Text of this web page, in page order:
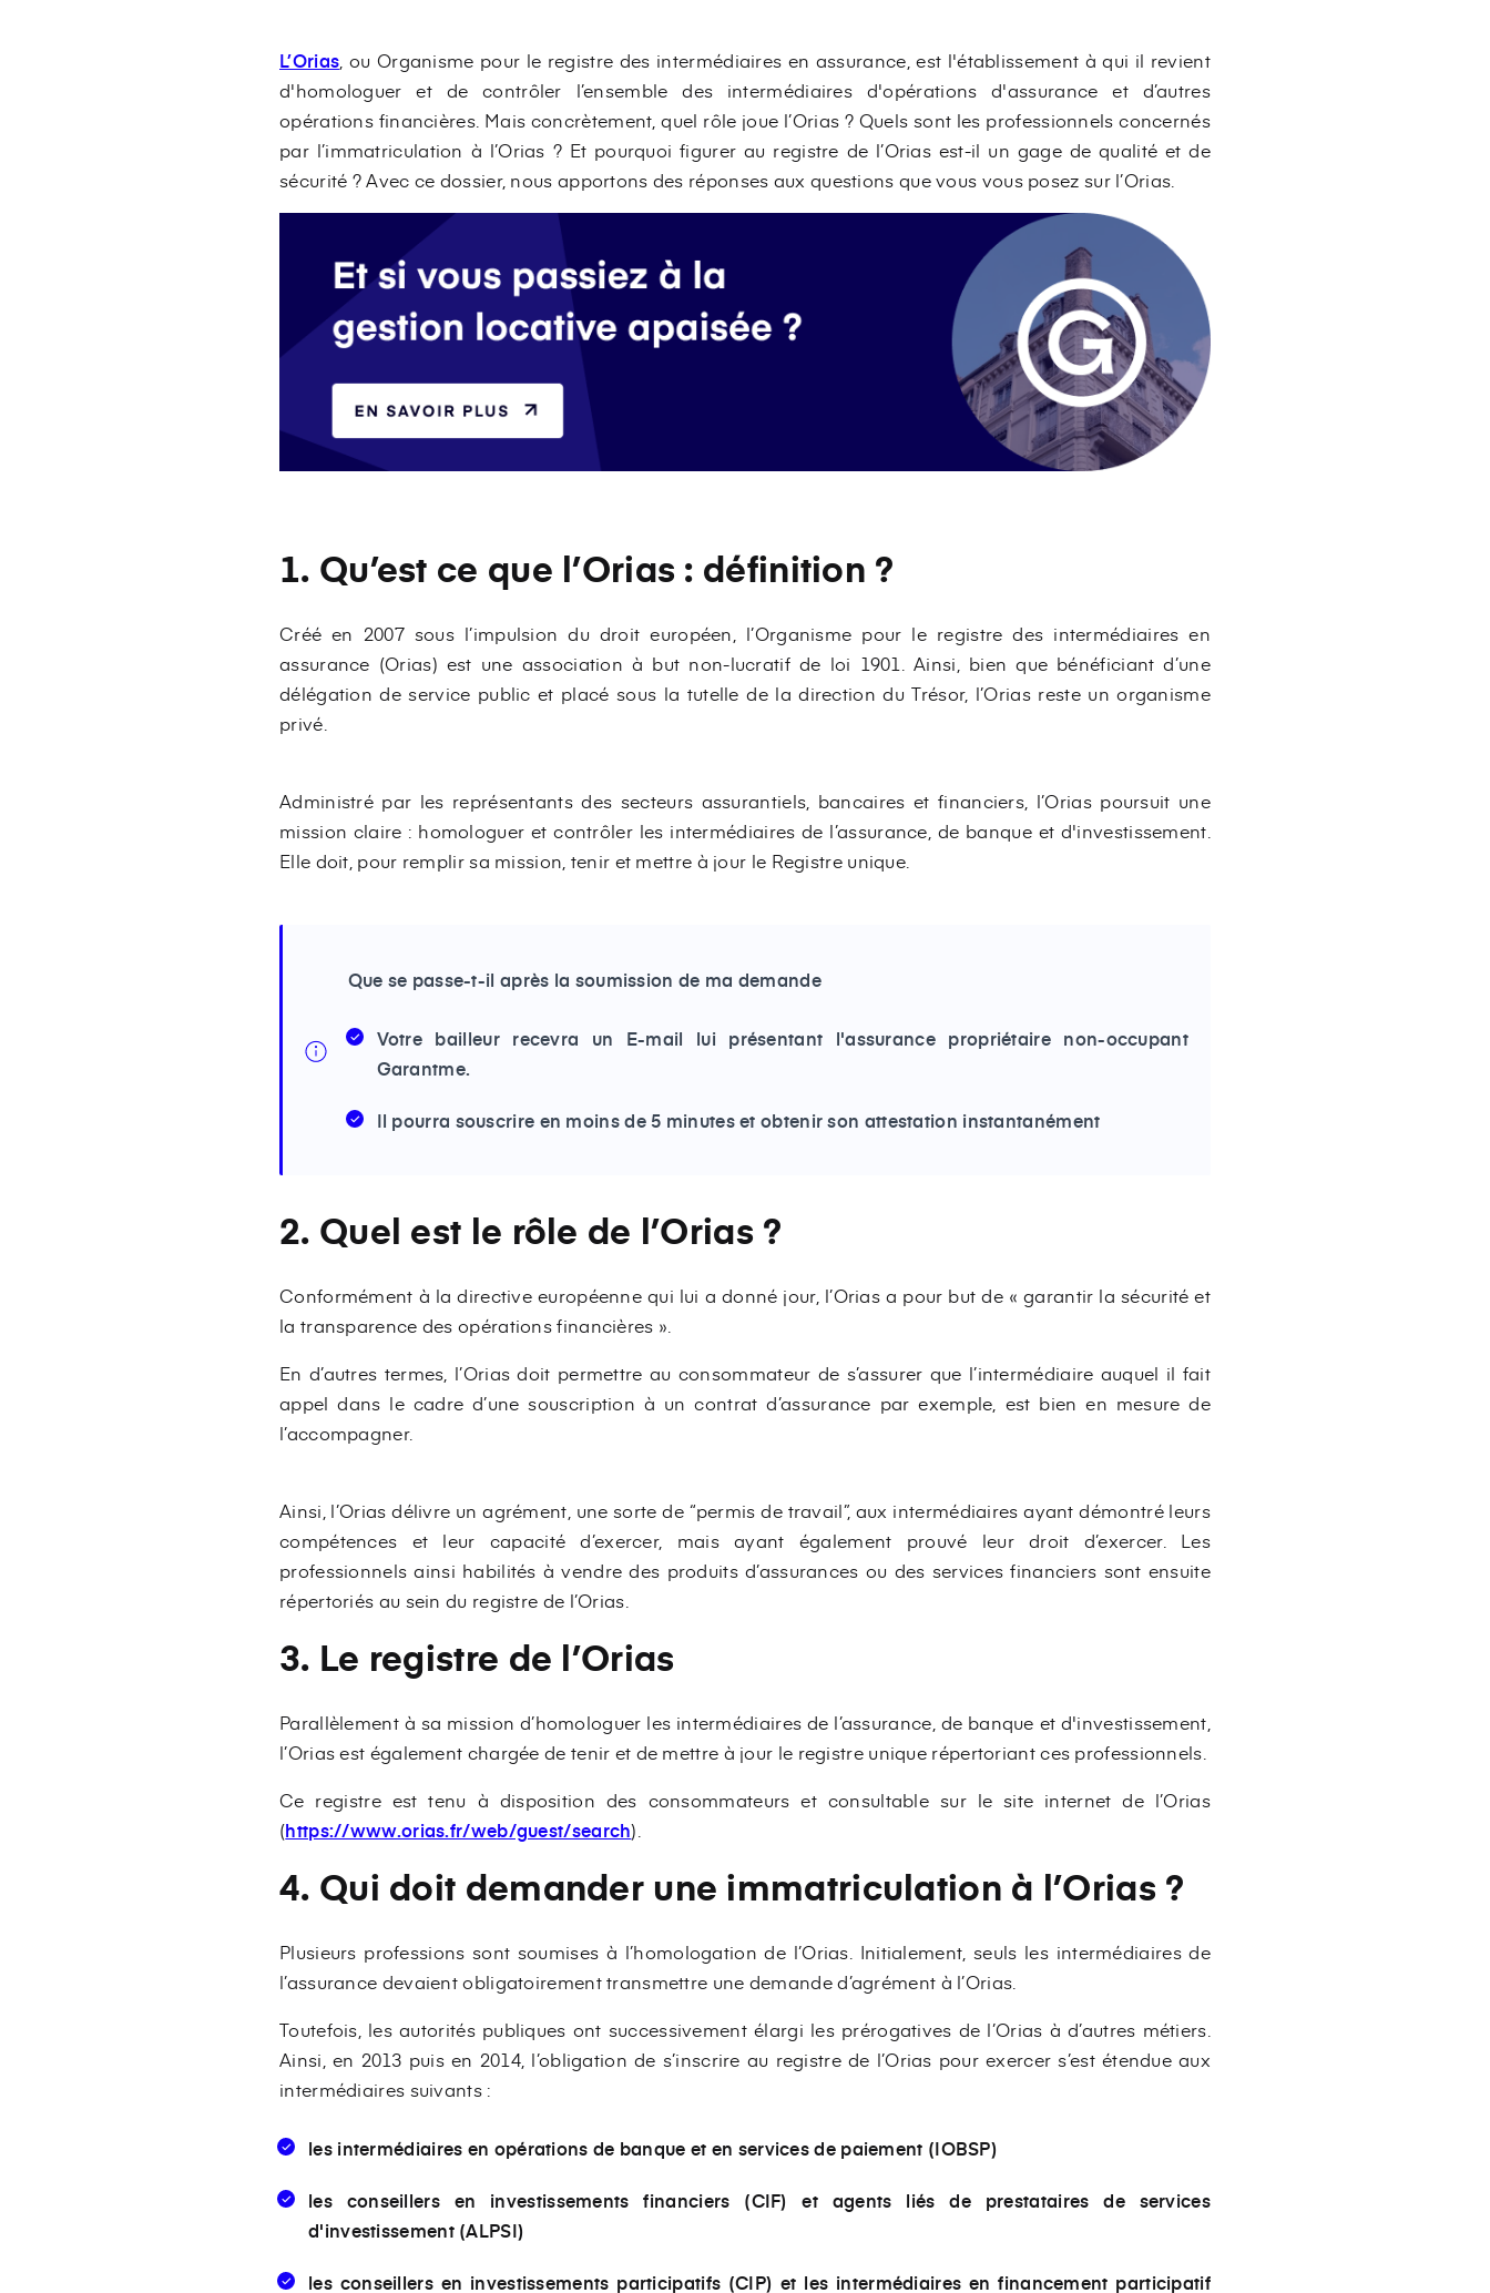
L’Orias , ou Organisme pour le registre des intermédiaires en assurance, est l'établissement à qui il revient
d'homologuer et de contrôler l’ensemble des intermédiaires d'opérations d'assurance et d’autres
opérations financières. Mais concrètement, quel rôle joue l’Orias ? Quels sont les professionnels concernés
par l’immatriculation à l’Orias ? Et pourquoi figurer au registre de l’Orias est-il un gage de qualité et de
sécurité ? Avec ce dossier, nous apportons des réponses aux questions que vous vous posez sur l’Orias.
1. Qu’est ce que l’Orias : définition ?
Créé en 2007 sous l’impulsion du droit européen, l’Organisme pour le registre des intermédiaires en
assurance (Orias) est une association à but non-lucratif de loi 1901. Ainsi, bien que bénéficiant d’une
délégation de service public et placé sous la tutelle de la direction du Trésor, l’Orias reste un organisme
privé.
Administré par les représentants des secteurs assurantiels, bancaires et financiers, l’Orias poursuit une
mission claire : homologuer et contrôler les intermédiaires de l’assurance, de banque et d'investissement.
Elle doit, pour remplir sa mission, tenir et mettre à jour le Registre unique.
Que se passe-t-il après la soumission de ma demande
Votre bailleur recevra un E-mail lui présentant l'assurance propriétaire non-occupant
Garantme.
Il pourra souscrire en moins de 5 minutes et obtenir son attestation instantanément
2. Quel est le rôle de l’Orias ?
Conformément à la directive européenne qui lui a donné jour, l’Orias a pour but de « garantir la sécurité et
la transparence des opérations financières ».
En d’autres termes, l’Orias doit permettre au consommateur de s’assurer que l’intermédiaire auquel il fait
appel dans le cadre d’une souscription à un contrat d’assurance par exemple, est bien en mesure de
l’accompagner.
Ainsi, l’Orias délivre un agrément, une sorte de “permis de travail”, aux intermédiaires ayant démontré leurs
compétences et leur capacité d’exercer, mais ayant également prouvé leur droit d’exercer. Les
professionnels ainsi habilités à vendre des produits d’assurances ou des services financiers sont ensuite
répertoriés au sein du registre de l’Orias.
3. Le registre de l’Orias
Parallèlement à sa mission d’homologuer les intermédiaires de l’assurance, de banque et d'investissement,
l’Orias est également chargée de tenir et de mettre à jour le registre unique répertoriant ces professionnels.
Ce registre est tenu à disposition des consommateurs et consultable sur le site internet de l’Orias
(https://www.orias.fr/web/guest/search).
4. Qui doit demander une immatriculation à l’Orias ?
Plusieurs professions sont soumises à l’homologation de l’Orias. Initialement, seuls les intermédiaires de
l’assurance devaient obligatoirement transmettre une demande d’agrément à l’Orias.
Toutefois, les autorités publiques ont successivement élargi les prérogatives de l’Orias à d’autres métiers.
Ainsi, en 2013 puis en 2014, l’obligation de s’inscrire au registre de l’Orias pour exercer s’est étendue aux
intermédiaires suivants :
les intermédiaires en opérations de banque et en services de paiement (IOBSP)
les conseillers en investissements financiers (CIF) et agents liés de prestataires de services
d'investissement (ALPSI)
les conseillers en investissements participatifs (CIP) et les intermédiaires en financement participatif